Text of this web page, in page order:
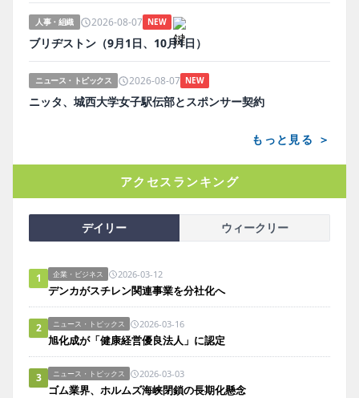
人事・組織 2026-08-07 NEW
ブリヂストン（9月1日、10月1日）
ニュース・トピックス 2026-08-07 NEW
ニッタ、城西大学女子駅伝部とスポンサー契約
もっと見る ＞
アクセスランキング
デイリー ウィークリー
1 企業・ビジネス 2026-03-12
デンカがスチレン関連事業を分社化へ
2 ニュース・トピックス 2026-03-16
旭化成が「健康経営優良法人」に認定
3 ニュース・トピックス 2026-03-03
ゴム業界、ホルムズ海峡閉鎖の長期化懸念